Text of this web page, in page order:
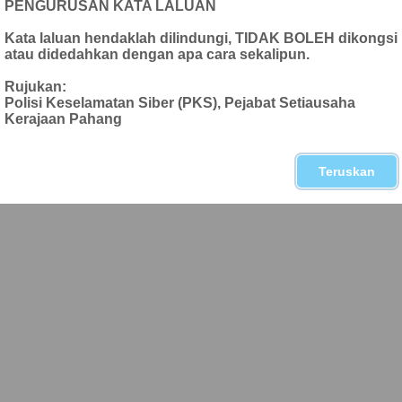
Cipta Terpelihara © 2012 Bahagian Teknologi Maklumat Pejabat Setiausaha Kerajaan
PENGURUSAN KATA LALUAN
Kata laluan hendaklah dilindungi, TIDAK BOLEH dikongsi
atau didedahkan dengan apa cara sekalipun.
Rujukan:
Polisi Keselamatan Siber (PKS), Pejabat Setiausaha
Kerajaan Pahang
Teruskan